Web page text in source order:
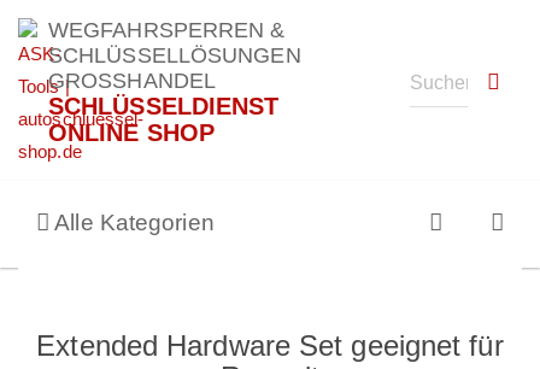
WEGFAHRSPERREN &
SCHLÜSSELLÖSUNGEN
GROSSHANDEL
SCHLÜSSELDIENST
ONLINE SHOP
Alle Kategorien
Extended Hardware Set geeignet für